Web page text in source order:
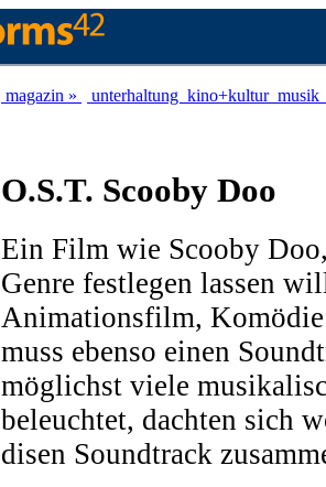
magazin » unterhaltung kino+kultur musik
O.S.T. Scooby Doo
Ein Film wie Scooby
Genre festlegen lassen
Animationsfilm,
muss ebenso einen
möglichst viele
beleuchtet, dachten sich
disen Soundtrack